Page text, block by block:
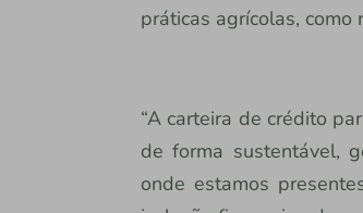
práticas agrícolas,
“A carteira de crédito
de forma sustentável,
onde estamos